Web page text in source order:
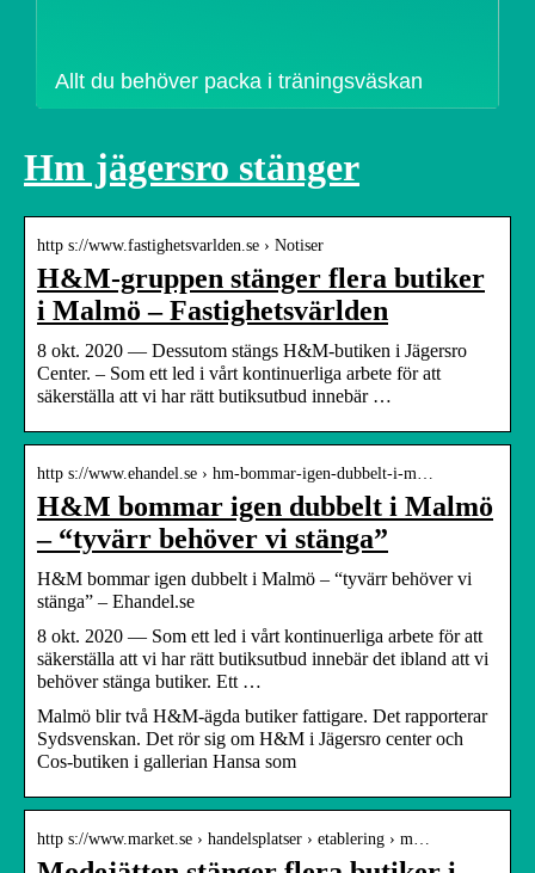
Allt du behöver packa i träningsväskan
Hm jägersro stänger
http s://www.fastighetsvarlden.se › Notiser
H&M-gruppen stänger flera butiker
i Malmö – Fastighetsvärlden
8 okt. 2020 — Dessutom stängs H&M-butiken i Jägersro
Center. – Som ett led i vårt kontinuerliga arbete för att
säkerställa att vi har rätt butiksutbud innebär …
http s://www.ehandel.se › hm-bommar-igen-dubbelt-i-m…
H&M bommar igen dubbelt i Malmö
– “tyvärr behöver vi stänga”
H&M bommar igen dubbelt i Malmö – “tyvärr behöver vi
stänga” – Ehandel.se
8 okt. 2020 — Som ett led i vårt kontinuerliga arbete för att
säkerställa att vi har rätt butiksutbud innebär det ibland att vi
behöver stänga butiker. Ett …
Malmö blir två H&M-ägda butiker fattigare. Det rapporterar
Sydsvenskan. Det rör sig om H&M i Jägersro center och
Cos-butiken i gallerian Hansa som
http s://www.market.se › handelsplatser › etablering › m…